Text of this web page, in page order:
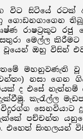
විට සිටියේ රටක්
ගොඩනගාගෙන
රාෂට්‍රකූට
මෙල්ල
වූයෙන් ඔහු විසින්
තෙමේ
නසා ගෙන
ද එසේ
කැරැල්ල
පච්චන්ත
සිංහලයන්